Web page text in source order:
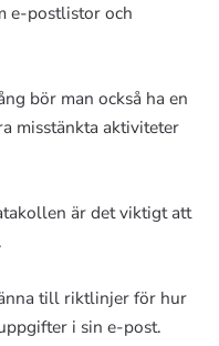
e-postlistor och
bör man också ha en
misstänkta aktiviteter
är det viktigt att
till riktlinjer för hur
i sin e-post.